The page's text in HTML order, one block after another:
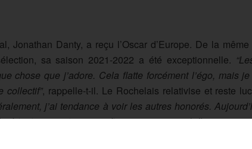
Jonathan Danty, a reçu l’Oscar d’Europe. De la
sa saison 2021-2022 a été exceptionnelle.
chose que j’adore. Cela flatte forcément l’égo, mais
collectif”, rappelle-t-il. Le Rochelais relativise et reste
j’ai tendance à voir les autres honorés.
tout, ce n’est pas une fin en soi,ajoute-t-il.Il y a encore